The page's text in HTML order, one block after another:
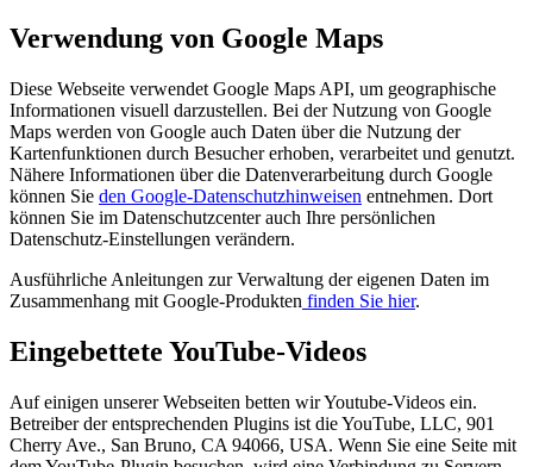
Verwendung von Google Maps
Diese Webseite verwendet Google Maps API, um geographische
Informationen visuell darzustellen. Bei der Nutzung von Google
Maps werden von Google auch Daten über die Nutzung der
Kartenfunktionen durch Besucher erhoben, verarbeitet und genutzt.
Nähere Informationen über die Datenverarbeitung durch Google
können Sie den Google-Datenschutzhinweisen entnehmen. Dort
können Sie im Datenschutzcenter auch Ihre persönlichen
Datenschutz-Einstellungen verändern.
Ausführliche Anleitungen zur Verwaltung der eigenen Daten im
Zusammenhang mit Google-Produkten finden Sie hier.
Eingebettete YouTube-Videos
Auf einigen unserer Webseiten betten wir Youtube-Videos ein.
Betreiber der entsprechenden Plugins ist die YouTube, LLC, 901
Cherry Ave., San Bruno, CA 94066, USA. Wenn Sie eine Seite mit